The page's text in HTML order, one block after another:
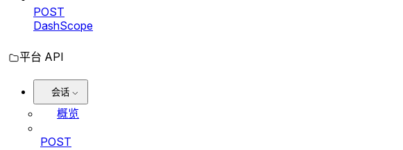
POST
DashScope
平台 API
会话
概览
POST